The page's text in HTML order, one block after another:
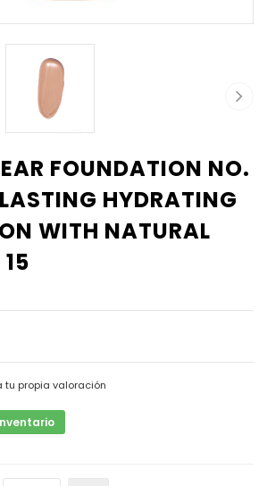
FOUNDATION NO.
HYDRATING
WITH NATURAL
tu propia valoración